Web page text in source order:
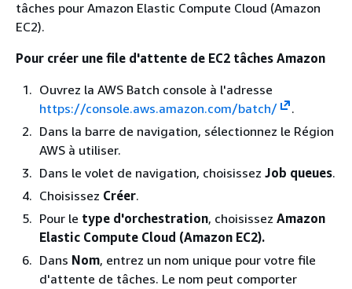
tâches pour Amazon Elastic Compute Cloud (Amazon
EC2).
Pour créer une file d'attente de EC2 tâches Amazon
Ouvrez la AWS Batch console à l'adresse
https://console.aws.amazon.com/batch/
.
Dans la barre de navigation, sélectionnez le Région
AWS à utiliser.
Dans le volet de navigation, choisissez Job queues.
Choisissez Créer.
Pour le type d'orchestration, choisissez Amazon
Elastic Compute Cloud (Amazon EC2).
Dans Nom, entrez un nom unique pour votre file
d'attente de tâches. Le nom peut comporter